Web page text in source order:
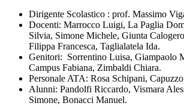
Dirigente Scolastico : prof. Massimo
Docenti: Marrocco Luigi, La Paglia
Silvia, Simone Michele, Giunta
Filippa Francesca, Taglialatela Ida.
Genitori: Sorrentino Luisa, Giampaolo
Campus Fabiana, Zimbaldi Chiara.
Personale ATA: Rosa Schipani,
Alunni: Pandolfi Riccardo, Vismara
Simone, Bonacci Manuel.